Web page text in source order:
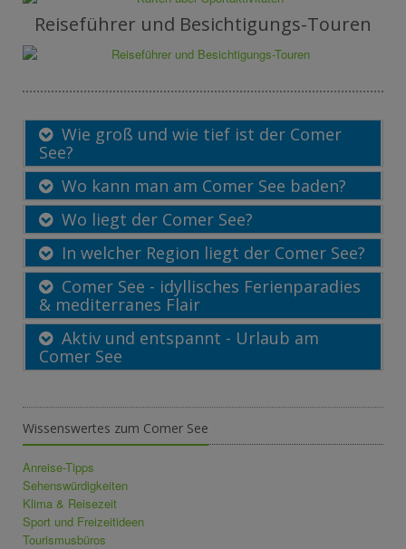
Reiseführer und Besichtigungs-Touren
Wie groß und wie tief ist der Comer
See?
Wo kann man am Comer See baden?
Wo liegt der Comer See?
In welcher Region liegt der Comer See?
Comer See - idyllisches Ferienparadies
& mediterranes Flair
Aktiv und entspannt - Urlaub am
Comer See
Wissenswertes zum Comer See
Anreise-Tipps
Sehenswürdigkeiten
Klima & Reisezeit
Sport und Freizeitideen
Tourismusbüros